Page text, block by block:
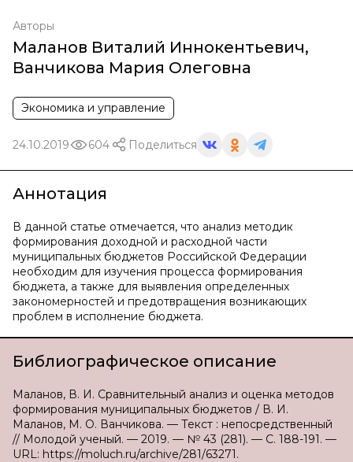
Авторы
Маланов Виталий Иннокентьевич,
Ванчикова Мария Олеговна
Экономика и управление
24.10.2019 604 Поделиться
Аннотация
В данной статье отмечается, что анализ методик
формирования доходной и расходной части
муниципальных бюджетов Российской Федерации
необходим для изучения процесса формирования
бюджета, а также для выявления определенных
закономерностей и предотвращения возникающих
проблем в исполнение бюджета.
Библиографическое описание
Маланов, В. И. Сравнительный анализ и оценка методов
формирования муниципальных бюджетов / В. И.
Маланов, М. О. Ванчикова. — Текст : непосредственный
// Молодой ученый. — 2019. — № 43 (281). — С. 188-191. —
URL: https://moluch.ru/archive/281/63271.